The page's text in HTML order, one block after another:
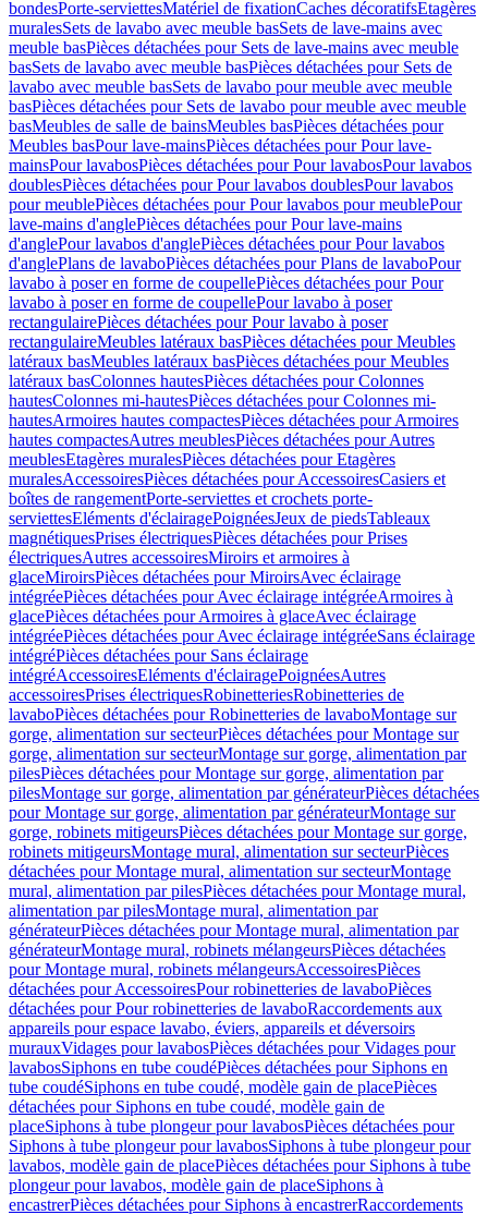
bondesPorte-serviettesMatériel de fixationCaches décoratifsEtagères
muralesSets de lavabo avec meuble basSets de lave-mains avec
meuble basPièces détachées pour Sets de lave-mains avec meuble
basSets de lavabo avec meuble basPièces détachées pour Sets de
lavabo avec meuble basSets de lavabo pour meuble avec meuble
basPièces détachées pour Sets de lavabo pour meuble avec meuble
basMeubles de salle de bainsMeubles basPièces détachées pour
Meubles basPour lave-mainsPièces détachées pour Pour lave-
mainsPour lavabosPièces détachées pour Pour lavabosPour lavabos
doublesPièces détachées pour Pour lavabos doublesPour lavabos
pour meublePièces détachées pour Pour lavabos pour meublePour
lave-mains d'anglePièces détachées pour Pour lave-mains
d'anglePour lavabos d'anglePièces détachées pour Pour lavabos
d'anglePlans de lavaboPièces détachées pour Plans de lavaboPour
lavabo à poser en forme de coupellePièces détachées pour Pour
lavabo à poser en forme de coupellePour lavabo à poser
rectangulairePièces détachées pour Pour lavabo à poser
rectangulaireMeubles latéraux basPièces détachées pour Meubles
latéraux basMeubles latéraux basPièces détachées pour Meubles
latéraux basColonnes hautesPièces détachées pour Colonnes
hautesColonnes mi-hautesPièces détachées pour Colonnes mi-
hautesArmoires hautes compactesPièces détachées pour Armoires
hautes compactesAutres meublesPièces détachées pour Autres
meublesEtagères muralesPièces détachées pour Etagères
muralesAccessoiresPièces détachées pour AccessoiresCasiers et
boîtes de rangementPorte-serviettes et crochets porte-
serviettesEléments d'éclairagePoignéesJeux de piedsTableaux
magnétiquesPrises électriquesPièces détachées pour Prises
électriquesAutres accessoiresMiroirs et armoires à
glaceMiroirsPièces détachées pour MiroirsAvec éclairage
intégréePièces détachées pour Avec éclairage intégréeArmoires à
glacePièces détachées pour Armoires à glaceAvec éclairage
intégréePièces détachées pour Avec éclairage intégréeSans éclairage
intégréPièces détachées pour Sans éclairage
intégréAccessoiresEléments d'éclairagePoignéesAutres
accessoiresPrises électriquesRobinetteriesRobinetteries de
lavaboPièces détachées pour Robinetteries de lavaboMontage sur
gorge, alimentation sur secteurPièces détachées pour Montage sur
gorge, alimentation sur secteurMontage sur gorge, alimentation par
pilesPièces détachées pour Montage sur gorge, alimentation par
pilesMontage sur gorge, alimentation par générateurPièces détachées
pour Montage sur gorge, alimentation par générateurMontage sur
gorge, robinets mitigeursPièces détachées pour Montage sur gorge,
robinets mitigeursMontage mural, alimentation sur secteurPièces
détachées pour Montage mural, alimentation sur secteurMontage
mural, alimentation par pilesPièces détachées pour Montage mural,
alimentation par pilesMontage mural, alimentation par
générateurPièces détachées pour Montage mural, alimentation par
générateurMontage mural, robinets mélangeursPièces détachées
pour Montage mural, robinets mélangeursAccessoiresPièces
détachées pour AccessoiresPour robinetteries de lavaboPièces
détachées pour Pour robinetteries de lavaboRaccordements aux
appareils pour espace lavabo, éviers, appareils et déversoirs
murauxVidages pour lavabosPièces détachées pour Vidages pour
lavabosSiphons en tube coudéPièces détachées pour Siphons en
tube coudéSiphons en tube coudé, modèle gain de placePièces
détachées pour Siphons en tube coudé, modèle gain de
placeSiphons à tube plongeur pour lavabosPièces détachées pour
Siphons à tube plongeur pour lavabosSiphons à tube plongeur pour
lavabos, modèle gain de placePièces détachées pour Siphons à tube
plongeur pour lavabos, modèle gain de placeSiphons à
encastrerPièces détachées pour Siphons à encastrerRaccordements